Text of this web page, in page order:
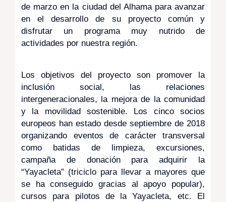
de marzo en la ciudad del Alhama para avanzar
en el desarrollo de su proyecto común y
disfrutar un programa muy nutrido de
actividades por nuestra región.
Los objetivos del proyecto son promover la
inclusión social, las relaciones
intergeneracionales, la mejora de la comunidad
y la movilidad sostenible. Los cinco socios
europeos han estado desde septiembre de 2018
organizando eventos de carácter transversal
como batidas de limpieza, excursiones,
campaña de donación para adquirir la
“Yayacleta” (triciclo para llevar a mayores que
se ha conseguido gracias al apoyo popular),
cursos para pilotos de la Yayacleta, etc. El